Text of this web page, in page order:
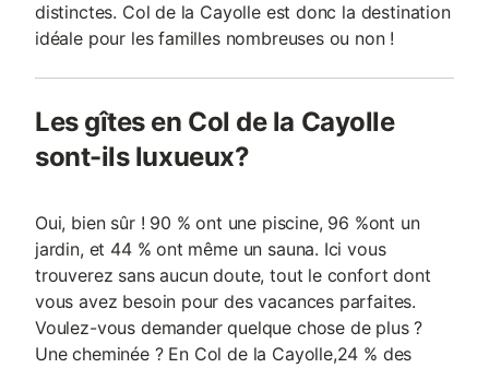
distinctes. Col de la Cayolle est donc la destination
idéale pour les familles nombreuses ou non !
Les gîtes en Col de la Cayolle
sont-ils luxueux?
Oui, bien sûr ! 90 % ont une piscine, 96 %ont un
jardin, et 44 % ont même un sauna. Ici vous
trouverez sans aucun doute, tout le confort dont
vous avez besoin pour des vacances parfaites.
Voulez-vous demander quelque chose de plus ?
Une cheminée ? En Col de la Cayolle,24 % des